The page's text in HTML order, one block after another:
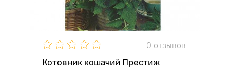
0 отзывов
Котовник кошачий Престиж